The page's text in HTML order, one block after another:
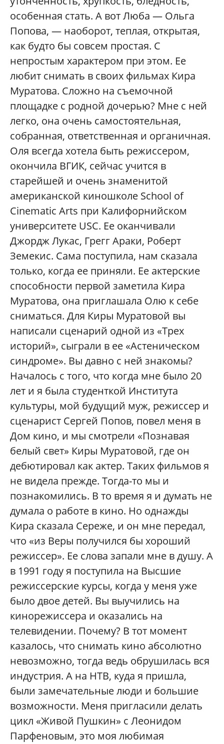
особенная стать. А вот Люба — Ольга
Попова, — наоборот, теплая, открытая,
как будто бы совсем простая. С
непростым характером при этом. Ее
любит снимать в своих фильмах Кира
Муратова. Сложно на съемочной
площадке с родной дочерью? Мне с ней
легко, она очень самостоятельная,
собранная, ответственная и органичная.
Оля всегда хотела быть режиссером,
окончила ВГИК, сейчас учится в
старейшей и очень знаменитой
американской киношколе School of
Cinematic Arts при Калифорнийском
университете USC. Ее оканчивали
Джордж Лукас, Грегг Араки, Роберт
Земекис. Сама поступила, нам сказала
только, когда ее приняли. Ее актерские
способности первой заметила Кира
Муратова, она приглашала Олю к себе
сниматься. Для Киры Муратовой вы
написали сценарий одной из «Трех
историй», сыграли в ее «Астеническом
синдроме». Вы давно с ней знакомы?
Началось с того, что когда мне было 20
лет и я была студенткой Института
культуры, мой будущий муж, режиссер и
сценарист Сергей Попов, повел меня в
Дом кино, и мы смотрели «Познавая
белый свет» Киры Муратовой, где он
дебютировал как актер. Таких фильмов я
не видела прежде. Тогда-то мы и
познакомились. В то время я и думать не
думала о работе в кино. Но однажды
Кира сказала Сереже, и он мне передал,
что «из Веры получился бы хороший
режиссер». Ее слова запали мне в душу. А
в 1991 году я поступила на Высшие
режиссерские курсы, когда у меня уже
было двое детей. Вы выучились на
кинорежиссера и оказались на
телевидении. Почему? В тот момент
казалось, что снимать кино абсолютно
невозможно, тогда ведь обрушилась вся
индустрия. А на НТВ, куда я пришла,
были замечательные люди и большие
возможности. Меня пригласили делать
цикл «Живой Пушкин» с Леонидом
Парфеновым, это моя любимая